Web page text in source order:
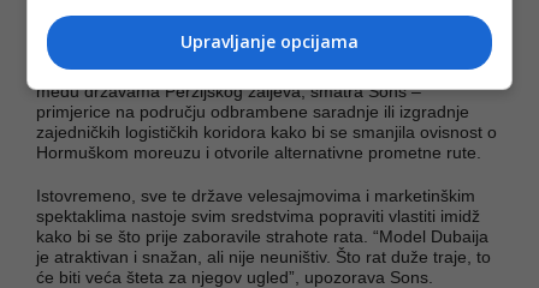
I Dubai može “puknuti”
Unatoč svim napetostima, morat će se nastaviti saradnja
među državama Perzijskog zaljeva, smatra Sons –
primjerice na području odbrambene saradnje ili izgradnje
zajedničkih logističkih koridora kako bi se smanjila ovisnost o
Hormuškom moreuzu i otvorile alternativne prometne rute.
Istovremeno, sve te države velesajmovima i marketinškim
spektaklima nastoje svim sredstvima popraviti vlastiti imidž
kako bi se što prije zaboravile strahote rata. “Model Dubaija
je atraktivan i snažan, ali nije neuništiv. Što rat duže traje, to
će biti veća šteta za njegov ugled”, upozorava Sons.
Upravljanje opcijama